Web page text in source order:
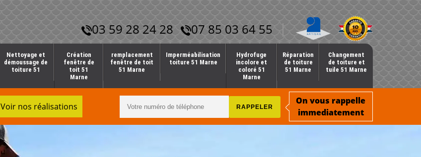
03 59 28 24 28 07 85 03 64 55
Nettoyage et
démoussage de
toiture 51
Création
fenêtre de
toit 51
Marne
remplacement
fenêtre de toit
51 Marne
Imperméabilisation
toiture 51 Marne
Hydrofuge
incolore et
coloré 51
Marne
Réparation
de toiture
51 Marne
Changement
de toiture et
tuile 51 Marne
Voir nos réalisations
On vous rappelle
immediatement